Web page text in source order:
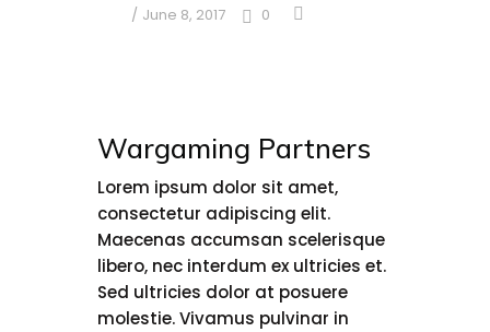
June 8, 2017 0
Wargaming Partners
Lorem ipsum dolor sit amet,
consectetur adipiscing elit.
Maecenas accumsan scelerisque
libero, nec interdum ex ultricies et.
Sed ultricies dolor at posuere
molestie. Vivamus pulvinar in